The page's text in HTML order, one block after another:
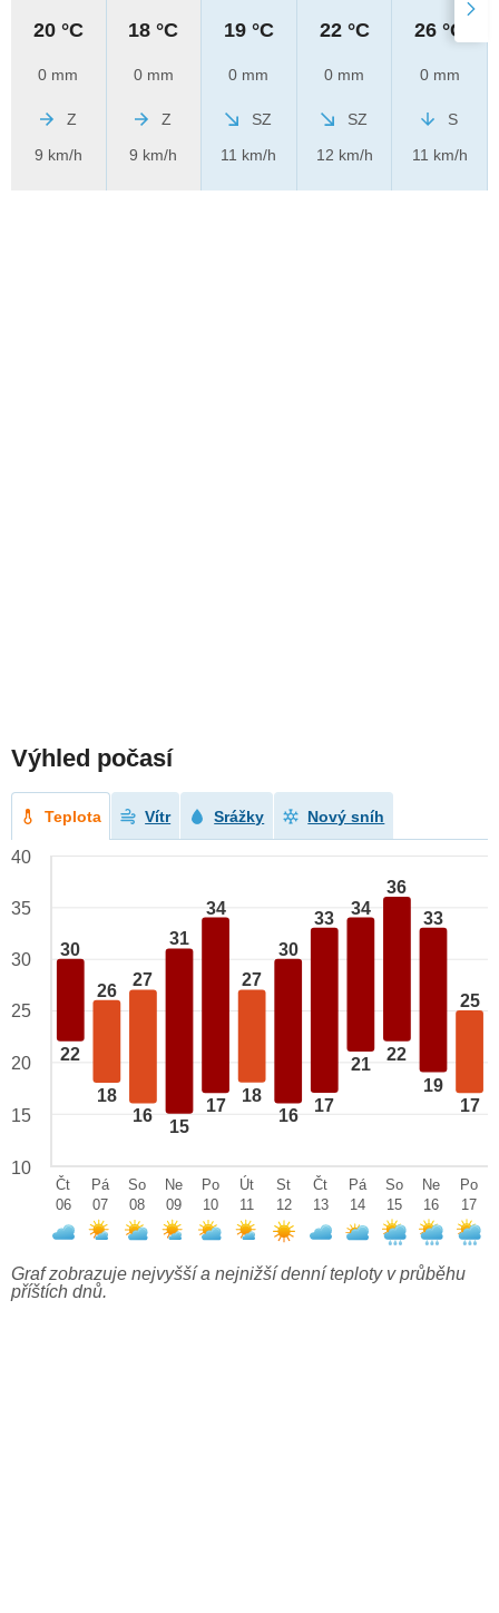
20 °C
0 mm
Z
9 km/h
18 °C
0 mm
Z
9 km/h
19 °C
0 mm
SZ
11 km/h
22 °C
0 mm
SZ
12 km/h
26 °C
0 mm
S
11 km/h
Výhled počasí
Teplota Vítr Srážky Nový sníh
30
22
26
18
27
16
31
15
34
17
27
18
30
16
33
17
34
21
36
22
33
19
25
17
40
35
30
25
20
15
10
Čt
06
Pá
07
So
08
Ne
09
Po
10
Út
11
St
12
Čt
13
Pá
14
So
15
Ne
16
Po
17
Graf zobrazuje nejvyšší a nejnižší denní teploty v průběhu
příštích dnů.